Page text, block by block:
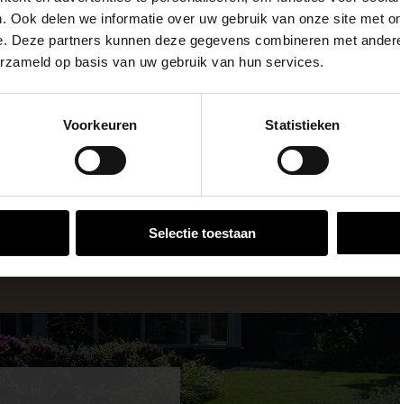
Ook delen we informatie over uw gebruik van onze site met
Deze partners kunnen deze gegevens combineren met
op basis van uw gebruik van hun services.
Voorkeuren Statistieken
Selectie toestaan
zakelijke klanten op zoek naar tuin- en
producten van topkwaliteit. Lees meer over de
Brug
en inspirerende showtuinen helpen we je graag bij